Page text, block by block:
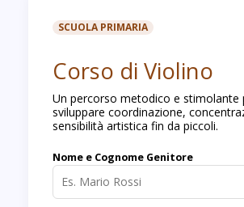
SCUOLA PRIMARIA
Corso di Violino
Un percorso metodico e stimolante
sviluppare coordinazione,
sensibilità artistica fin da piccoli.
Nome e Cognome Genitore